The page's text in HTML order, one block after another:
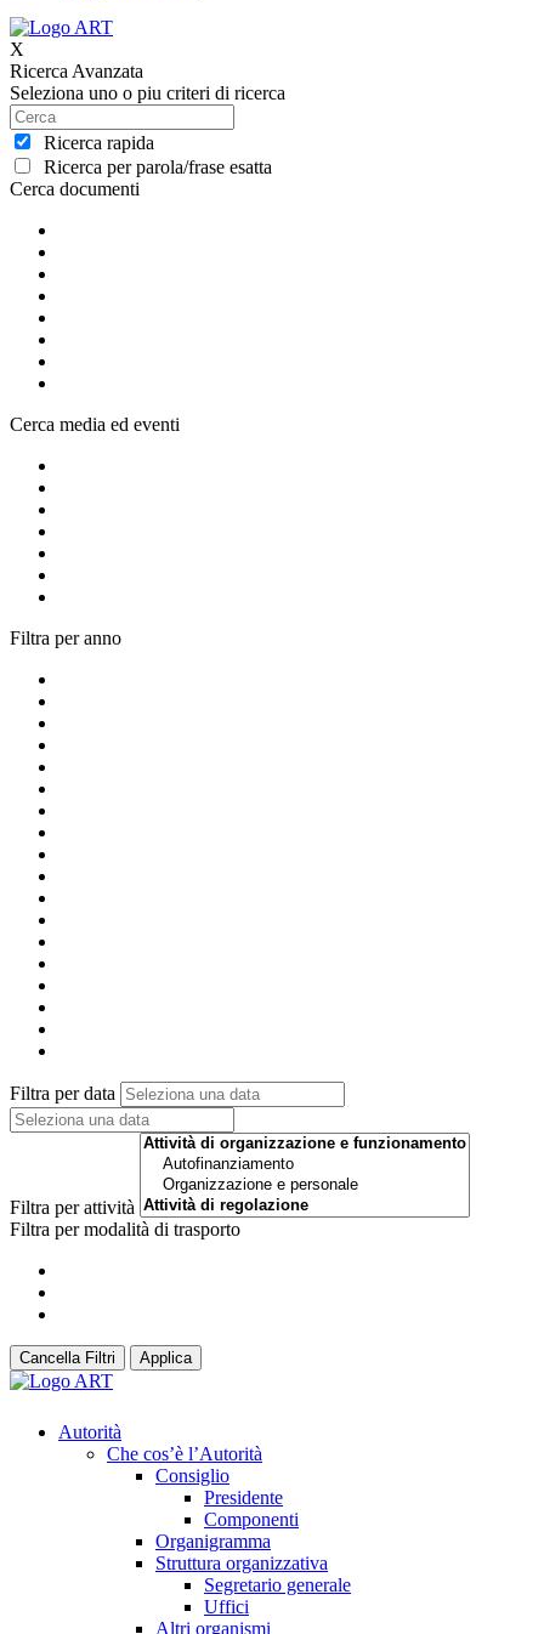
X
Ricerca Avanzata
Seleziona uno o piu criteri di ricerca
Ricerca rapida
Ricerca per parola/frase esatta
Cerca documenti
Cerca media ed eventi
Filtra per anno
Filtra per data
Filtra per attività
Filtra per modalità di trasporto
Cancella Filtri Applica
Autorità
Che cos’è l’Autorità
Consiglio
Presidente
Componenti
Organigramma
Struttura organizzativa
Segretario generale
Uffici
Altri organismi